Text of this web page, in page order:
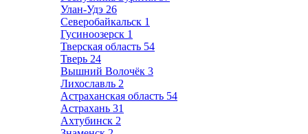
Улан-Удэ 26
Северобайкальск 1
Гусиноозерск 1
Тверская область 54
Тверь 24
Вышний Волочёк 3
Лихославль 2
Астраханская область 54
Астрахань 31
Ахтубинск 2